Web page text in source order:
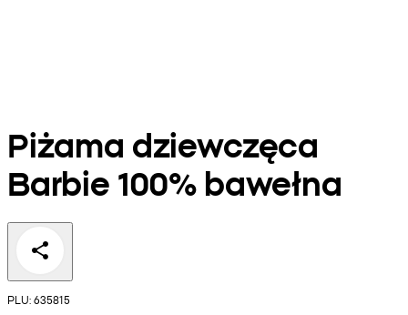
Piżama dziewczęca
Barbie 100% bawełna
PLU: 635815